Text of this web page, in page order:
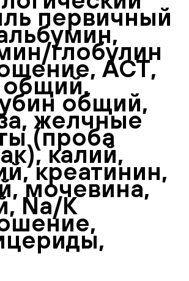
первичный
глобулин
АСТ,
общий,
общий,
желчные
(проба
калий,
креатинин,
мочевина,
Na/K